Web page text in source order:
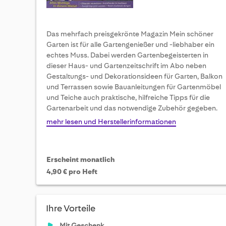
Das mehrfach preisgekrönte Magazin Mein schöner
Garten ist für alle Gartengenießer und -liebhaber ein
echtes Muss. Dabei werden Gartenbegeisterten in
dieser Haus- und Gartenzeitschrift im Abo neben
Gestaltungs- und Dekorationsideen für Garten, Balkon
und Terrassen sowie Bauanleitungen für Gartenmöbel
und Teiche auch praktische, hilfreiche Tipps für die
Gartenarbeit und das notwendige Zubehör gegeben.
mehr lesen und Herstellerinformationen
Erscheint monatlich
4,90 € pro Heft
Ihre Vorteile